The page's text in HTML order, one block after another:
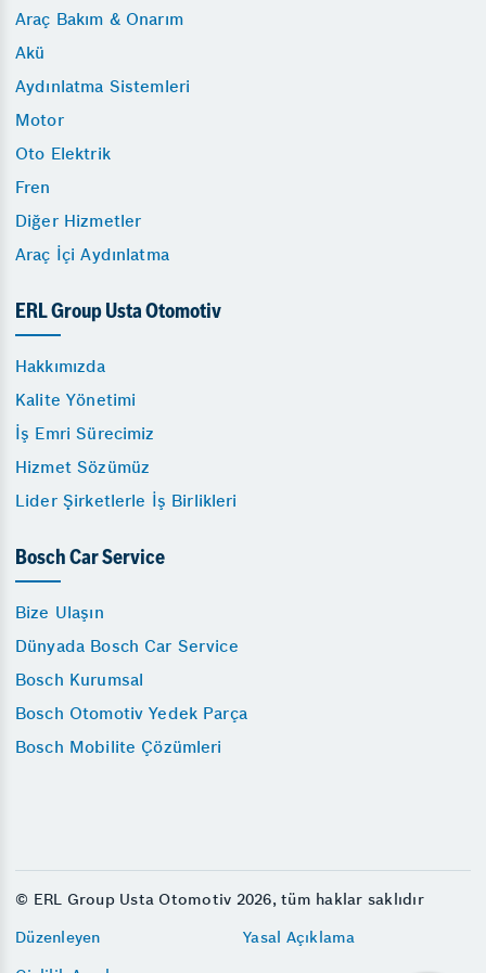
Araç Bakım & Onarım
Akü
Aydınlatma Sistemleri
Motor
Oto Elektrik
Fren
Diğer Hizmetler
Araç İçi Aydınlatma
ERL Group Usta Otomotiv
Hakkımızda
Kalite Yönetimi
İş Emri Sürecimiz
Hizmet Sözümüz
Lider Şirketlerle İş Birlikleri
Bosch Car Service
Bize Ulaşın
Dünyada Bosch Car Service
Bosch Kurumsal
Bosch Otomotiv Yedek Parça
Bosch Mobilite Çözümleri
© ERL Group Usta Otomotiv 2026, tüm haklar saklıdır
Düzenleyen
Yasal Açıklama